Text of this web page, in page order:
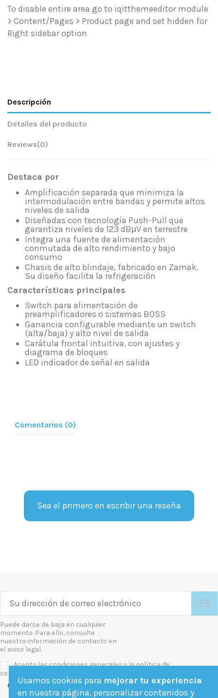
To disable entire area go to iqitthemeeditor module
> Content/Pages > Product page and set hidden for
Right sidebar option
Descripción
Detalles del producto
Reviews(0)
Destaca por
Amplificación separada que minimiza la
intermodulación entre bandas y permite altos
niveles de salida
Diseñadas con tecnología Push-Pull que
garantiza niveles de 123 dBμV en terrestre
Integra una fuente de alimentación
conmutada de alto rendimiento y bajo
consumo
Chasis de alto blindaje, fabricado en Zamak.
Su diseño facilita la refrigeración
Características principales
Switch para alimentación de
preamplificadores o sistemas BOSS
Ganancia configurable mediante un switch
(alta/baja) y alto nivel de salida
Carátula frontal intuitiva, con ajustes y
diagrama de bloques
LED indicador de señal en salida
Comentarios (0)
Sea el primero en escribir una reseña
Puede darse de baja en cualquier
momento. Para ello, consulte
nuestra información de contacto en
el aviso legal.
Acepto las condiciones generales y la política de
confidencialidad
Contact us
Usamos cookies para mejorar tu experiencia
en nuestra página, personalizar contenidos y